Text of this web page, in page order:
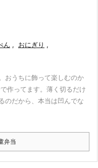
ん , おにぎり ,
おうちに飾って楽しむのか
作ってます。薄く切るだけ
のだから、本当は凹んでな
弁当